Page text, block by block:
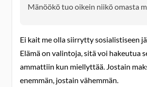
Mänöökö tuo oikein niikö omasta
Ei kait me olla siirrytty sosialistiseen
Elämä on valintoja, sitä voi hakeutua
ammattiin kun miellyttää. Jostain
enemmän, jostain vähemmän.